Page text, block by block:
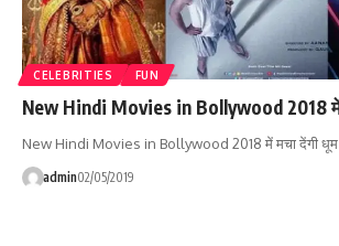
CELEBRITIES FUN
New Hindi Movies in Bollywood 2018 में
New Hindi Movies in Bollywood 2018 में मचा देंगी
admin02/05/2019